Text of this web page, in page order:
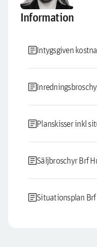
Information
articleIntygsgiven
article
articlePlanskisser inkl
articleSäljbroschyr Brf
articleSituationsplan